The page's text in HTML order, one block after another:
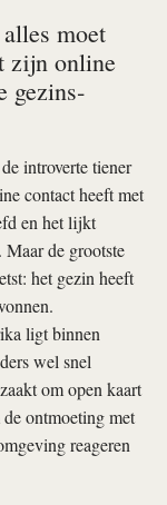
moet
zijn online
gezins­
introverte tiener
contact heeft met
en het lijkt
de grootste
het gezin heeft
ligt binnen
wel snel
om open kaart
ontmoeting met
reageren